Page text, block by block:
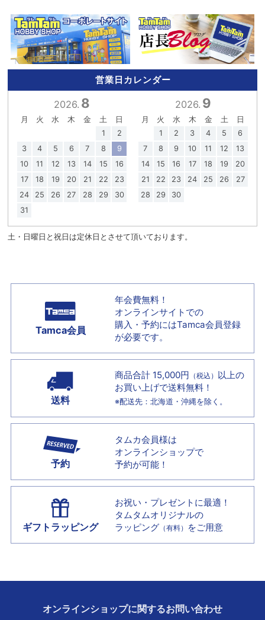
営業日カレンダー
2026. 8
月 火 水 木 金 土
日
1
2
3
4 5 6 7 8
9
10
11 12 13 14 15
16
17
18 19 20 21 22
23
24
25 26 27 28 29
30
31
2026. 9
月 火 水 木 金 土
日
1
2 3 4 5
6
7
8 9 10 11 12
13
14
15 16 17 18 19
20
21
22 23 24 25 26
27
28
29 30
土・日曜日と祝日は定休日とさせて頂いております。
Tamca会員
年会費無料！
オンラインサイトでの
購入・予約にはTamca会員登録
が必要です。
送料
商品合計 15,000円 （税込） 以上の
お買い上げで送料無料！
※配送先：北海道・沖縄を除く。
予約
タムカ会員様は
オンラインショップで
予約が可能！
ギフトラッピング
お祝い・プレゼントに最適！
タムタムオリジナルの
ラッピング （有料） をご用意
オンラインショップに関するお問い合わせ